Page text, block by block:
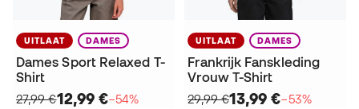
UITLAAT DAMES
Dames Sport Relaxed T-
Shirt
27,99 €12,99 €−54%
UITLAAT DAMES
Frankrijk Fanskleding
Vrouw T-Shirt
29,99 €13,99 €−53%